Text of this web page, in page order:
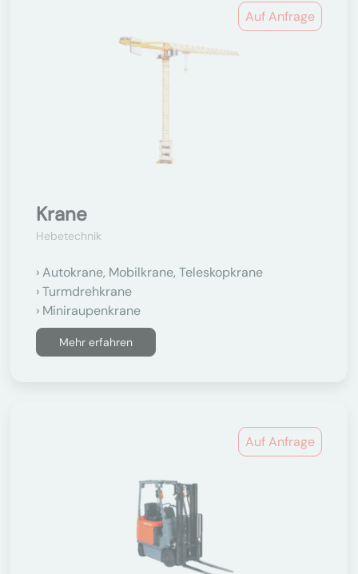
Auf Anfrage
Krane
Hebetechnik
Autokrane, Mobilkrane, Teleskopkrane
Turmdrehkrane
Miniraupenkrane
Mehr erfahren
Auf Anfrage